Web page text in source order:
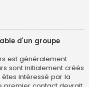
d’un groupe
est généralement
sont initialement créés
intéressé par la